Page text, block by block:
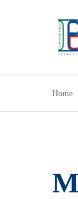
Home